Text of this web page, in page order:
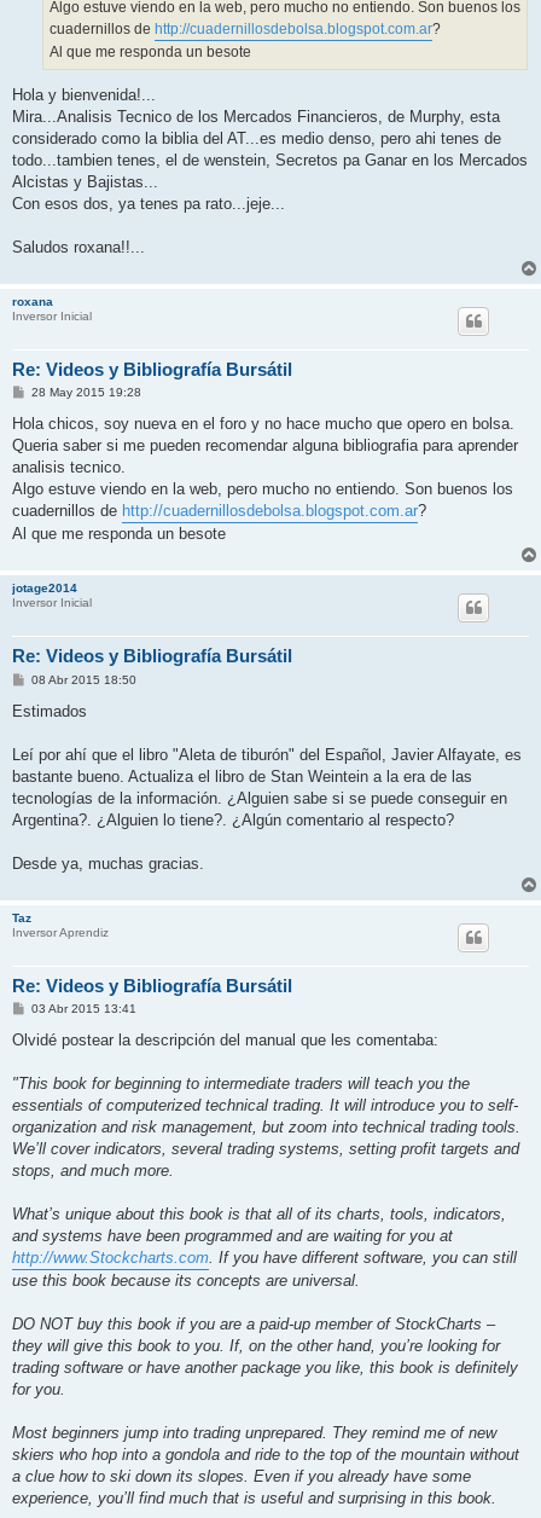
Algo estuve viendo en la web, pero mucho no entiendo. Son buenos los
cuadernillos de http://cuadernillosdebolsa.blogspot.com.ar?
Al que me responda un besote
Hola y bienvenida!...
Mira...Analisis Tecnico de los Mercados Financieros, de Murphy, esta
considerado como la biblia del AT...es medio denso, pero ahi tenes de
todo...tambien tenes, el de wenstein, Secretos pa Ganar en los Mercados
Alcistas y Bajistas...
Con esos dos, ya tenes pa rato...jeje...
Saludos roxana!!...
roxana
Inversor Inicial
Re: Videos y Bibliografía Bursátil
M
n
a
j
28 May 2015 19:28
Hola chicos, soy nueva en el foro y no hace mucho que opero en bolsa.
Queria saber si me pueden recomendar alguna bibliografia para aprender
analisis tecnico.
Algo estuve viendo en la web, pero mucho no entiendo. Son buenos los
cuadernillos de http://cuadernillosdebolsa.blogspot.com.ar?
Al que me responda un besote
jotage2014
Inversor Inicial
Re: Videos y Bibliografía Bursátil
M
n
j
08 Abr 2015 18:50
Estimados
Leí por ahí que el libro "Aleta de tiburón" del Español, Javier Alfayate, es
bastante bueno. Actualiza el libro de Stan Weintein a la era de las
tecnologías de la información. ¿Alguien sabe si se puede conseguir en
Argentina?. ¿Alguien lo tiene?. ¿Algún comentario al respecto?
Desde ya, muchas gracias.
Taz
Inversor Aprendiz
Re: Videos y Bibliografía Bursátil
M
n
j
03 Abr 2015 13:41
Olvidé postear la descripción del manual que les comentaba:
"This book for beginning to intermediate traders will teach you the
essentials of computerized technical trading. It will introduce you to self-
organization and risk management, but zoom into technical trading tools.
We’ll cover indicators, several trading systems, setting profit targets and
stops, and much more.
What’s unique about this book is that all of its charts, tools, indicators,
and systems have been programmed and are waiting for you at
http://www.Stockcharts.com. If you have different software, you can still
use this book because its concepts are universal.
DO NOT buy this book if you are a paid-up member of StockCharts –
they will give this book to you. If, on the other hand, you’re looking for
trading software or have another package you like, this book is definitely
for you.
Most beginners jump into trading unprepared. They remind me of new
skiers who hop into a gondola and ride to the top of the mountain without
a clue how to ski down its slopes. Even if you already have some
experience, you’ll find much that is useful and surprising in this book.